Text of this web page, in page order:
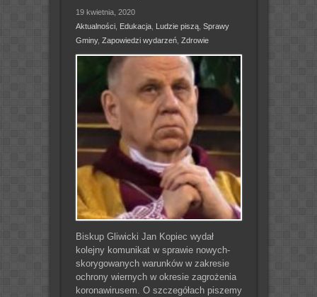
19 kwietnia, 2020
Aktualności, Edukacja, Ludzie piszą, Sprawy
Gminy, Zapowiedzi wydarzeń, Zdrowie
Biskup Gliwicki Jan Kopiec wydał
kolejny komunikat w sprawie nowych-
skorygowanych warunków w zakresie
ochrony wiernych w okresie zagrożenia
koronawirusem. O szczegółach piszemy